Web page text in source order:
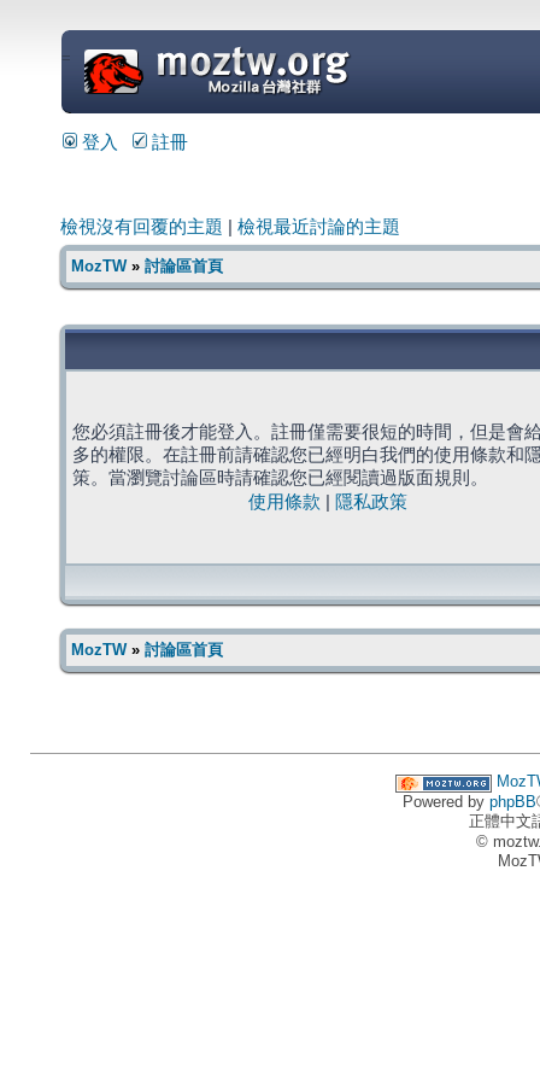
=
登入 註冊
檢視沒有回覆的主題 檢視最近討論的主題
MozTW» 討論區首頁
您必須註冊後才能登入。註冊僅需要很短的時間，但是會
多的權限。在註冊前請確認您已經明白我們的使用條款和
策。當瀏覽討論區時請確認您已經閱讀過版面規則。
使用條款
隱私政策
MozTW» 討論區首頁
Powered by phpBB
正體中文
©